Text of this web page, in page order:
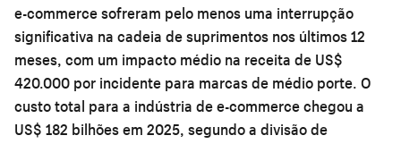
e-commerce sofreram pelo menos uma interrupção
significativa na cadeia de suprimentos nos últimos 12
meses, com um impacto médio na receita de US$
420.000 por incidente para marcas de médio porte. O
custo total para a indústria de e-commerce chegou a
US$ 182 bilhões em 2025, segundo a divisão de